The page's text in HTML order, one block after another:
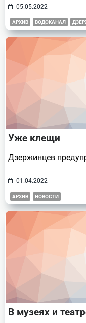
05.05.2022
АРХИВ ВОДОКАНАЛ
Уже клещи
Дзержинцев
01.04.2022
АРХИВ НОВОСТИ
В музеях и